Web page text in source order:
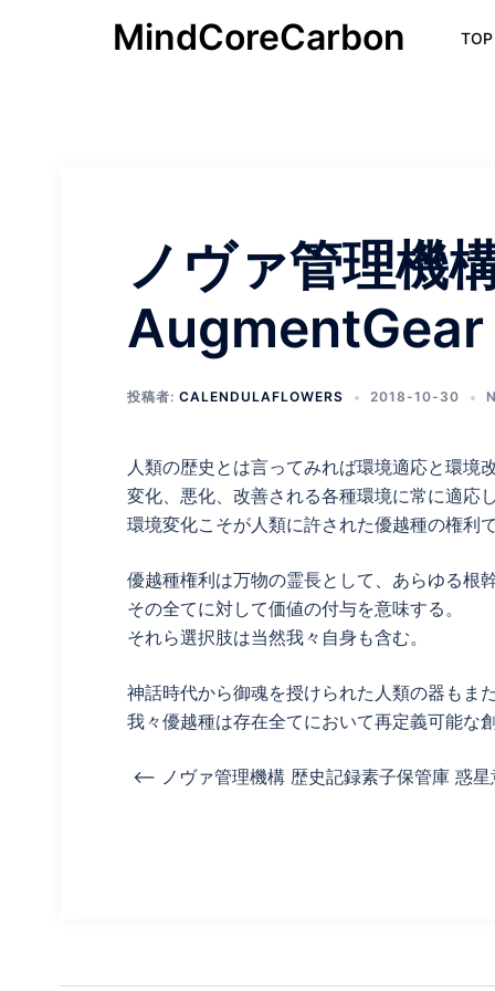
MindCoreCarbon TOP
ノヴァ管理機
AugmentGear
投稿者:CALENDULAFLOWERS 2018-10-30
人類の歴史とは言ってみれば環境適応と環境
変化、悪化、改善される各種環境に常に適応
環境変化こそが人類に許された優越種の権利で
優越種権利は万物の霊長として、あらゆる根
その全てに対して価値の付与を意味する。
それら選択肢は当然我々自身も含む。
神話時代から御魂を授けられた人類の器もま
我々優越種は存在全てにおいて再定義可能な
<– ノヴァ管理機構 歴史記録素子保管庫 惑